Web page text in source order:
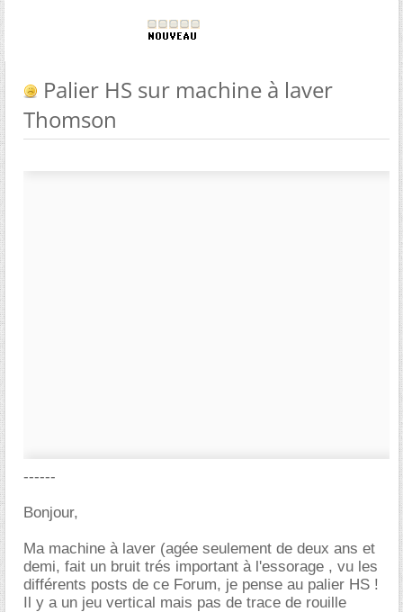
Palier HS sur machine à laver
Thomson
------
Bonjour,
Ma machine à laver (agée seulement de deux ans et
demi, fait un bruit trés important à l'essorage , vu les
différents posts de ce Forum, je pense au palier HS !
Il y a un jeu vertical mais pas de trace de rouille